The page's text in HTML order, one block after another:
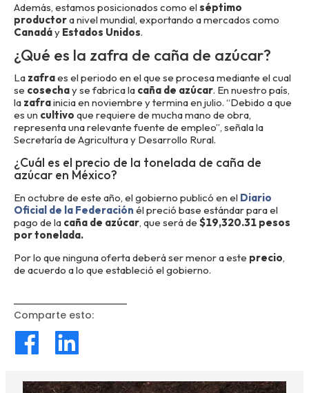
Además, estamos posicionados como el séptimo
productora nivel mundial, exportando a mercados como
Canadáy Estados Unidos.
¿Qué es la zafra de caña de azúcar?
La zafraes el periodo en el que se procesa mediante el cual
se cosechay se fabrica la caña de azúcar. En nuestro país,
la zafrainicia en noviembre y termina en julio. “Debido a que
es un cultivo que requiere de mucha mano de obra,
representa una relevante fuente de empleo”, señala la
Secretaría de Agricultura y Desarrollo Rural.
¿Cuál es el precio de la tonelada de caña de
azúcar en México?
En octubre de este año, el gobierno publicó en el Diario
Oficial de la Federación él preció base estándar para el
pago de la caña de azúcar, que será de $19,320.31 pesos
por tonelada.
Por lo que ninguna oferta deberá ser menor a este precio,
de acuerdo a lo que estableció el gobierno.
Comparte esto: